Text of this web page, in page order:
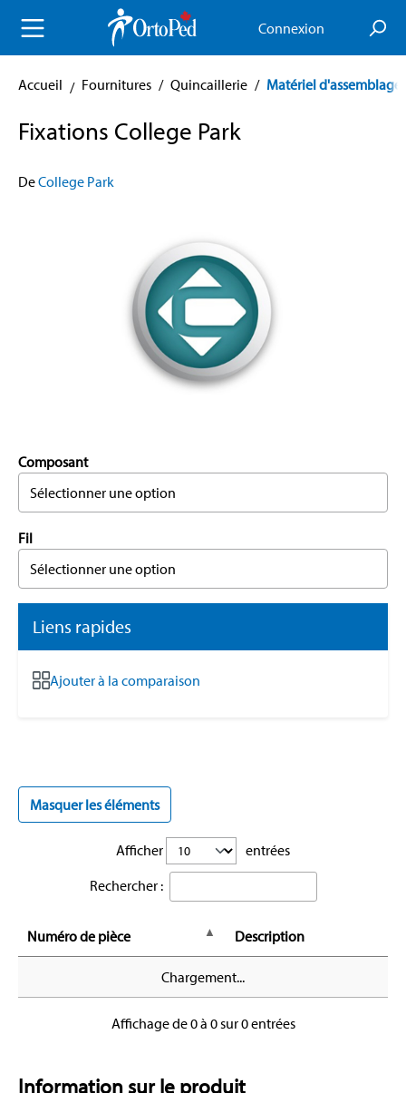
principal Connexion
Accueil Fournitures / Quincaillerie / Matériel d'assemblage
Fixations College Park
DeCollege Park
Composant
Sélectionner une option
Fil
Sélectionner une option
Liens rapides
Ajouter à la comparaison
Masquer les éléments
Afficher
entrées
Rechercher :
Numéro de pièce Description
Chargement...
Affichage de 0 à 0 sur 0 entrées
Information sur le produit